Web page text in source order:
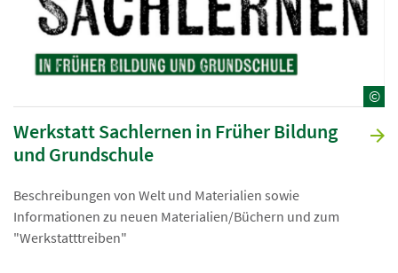
©
Werkstatt Sachlernen in Früher Bildung
und Grundschule
Beschreibungen von Welt und Materialien sowie
Informationen zu neuen Materialien/Büchern und zum
"Werkstatttreiben"